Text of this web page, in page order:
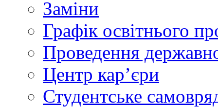
Заміни
Графік освітнього
Проведення
Центр кар’єри
Студентське